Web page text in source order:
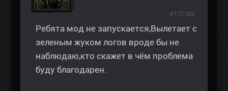
Ребята мод не запускается,Вылетает с
зеленым жуком логов вроде бы не
наблюдаю,кто скажет в чём проблема
буду благодарен.
#171386